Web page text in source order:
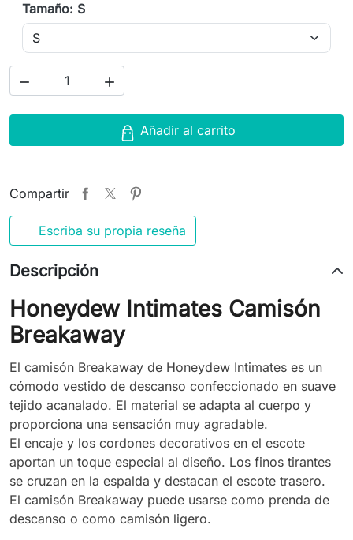
Tamaño: S
 
Añadir al carrito
Compartir
Escriba su propia reseña
Descripción
Honeydew Intimates Camisón
Breakaway
El camisón Breakaway de Honeydew Intimates es un
cómodo vestido de descanso confeccionado en suave
tejido acanalado. El material se adapta al cuerpo y
proporciona una sensación muy agradable.
El encaje y los cordones decorativos en el escote
aportan un toque especial al diseño. Los finos tirantes
se cruzan en la espalda y destacan el escote trasero.
El camisón Breakaway puede usarse como prenda de
descanso o como camisón ligero.